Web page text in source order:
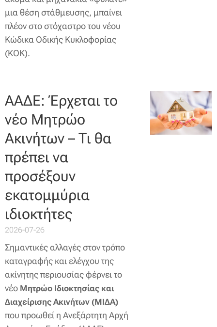
μια θέση στάθμευσης, μπαίνει
πλέον στο στόχαστρο του νέου
Κώδικα Οδικής Κυκλοφορίας
(ΚΟΚ).
ΑΑΔΕ: Έρχεται το
νέο Μητρώο
Ακινήτων – Τι θα
πρέπει να
προσέξουν
εκατομμύρια
ιδιοκτήτες
2026-07-26
Σημαντικές αλλαγές στον τρόπο
καταγραφής και ελέγχου της
ακίνητης περιουσίας φέρνει το
νέο Μητρώο Ιδιοκτησίας και
Διαχείρισης Ακινήτων (ΜΙΔΑ)
που προωθεί η Ανεξάρτητη Αρχή